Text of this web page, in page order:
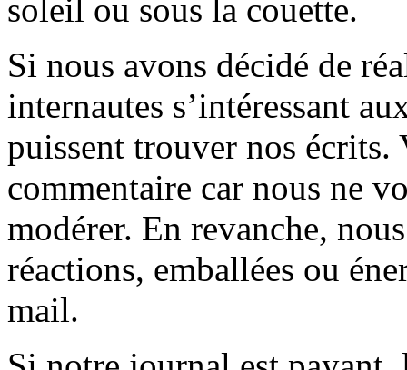
soleil ou sous la couette.
Si nous avons décidé de
internautes s’intéressant
puissent trouver nos écrits.
commentaire car nous ne
modérer. En revanche,
réactions, emballées ou
mail.